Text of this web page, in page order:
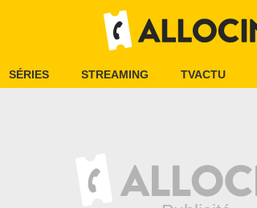
SÉRIES STREAMING TVACTU